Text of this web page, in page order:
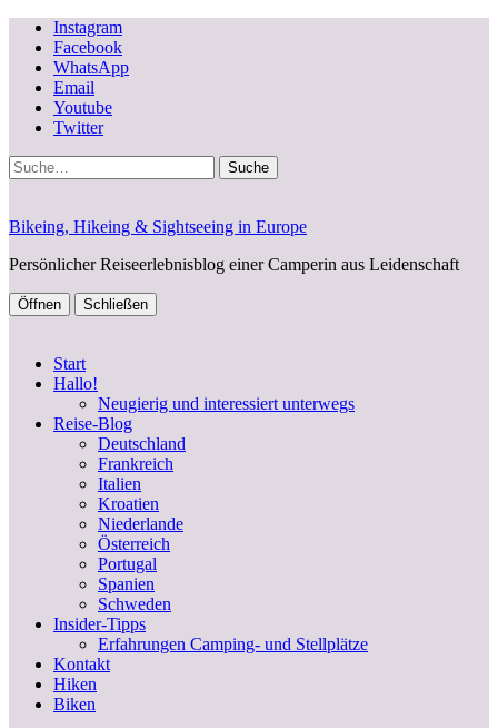
Instagram
Facebook
WhatsApp
Email
Youtube
Twitter
Suche
Bikeing, Hikeing & Sightseeing in Europe
Persönlicher Reiseerlebnisblog einer Camperin aus Leidenschaft
Öffnen Schließen
Start
Hallo!
Neugierig und interessiert unterwegs
Reise-Blog
Deutschland
Frankreich
Italien
Kroatien
Niederlande
Österreich
Portugal
Spanien
Schweden
Insider-Tipps
Erfahrungen Camping- und Stellplätze
Kontakt
Hiken
Biken